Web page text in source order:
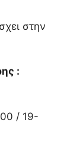
στην
:
/ 19-